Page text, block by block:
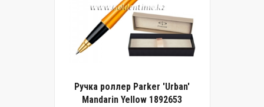
Ручка роллер Parker 'Urban'
Mandarin Yellow 1892653